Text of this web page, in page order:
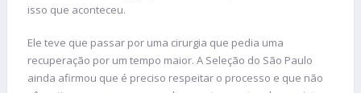
isso que aconteceu.
Ele teve que passar por uma cirurgia que pedia uma
recuperação por um tempo maior. A Seleção do São Paulo
ainda afirmou que é preciso respeitar o processo e que não